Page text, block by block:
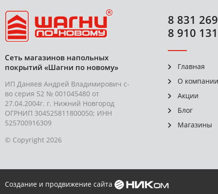
Сеть магазинов напольных
покрытий «Шагни по новому»
ИП Даняев Андрей Владимирович с-
во серия 52 № 001045480 от
27.04.2004г. г. Нижний Новгород
ОГРНИП 304525811800050; ИНН
525700916309
© Copyright 2026
8 831
8 910
Главная
О компании
Акции
Блог
Магазины
Создание и продвижение сайта